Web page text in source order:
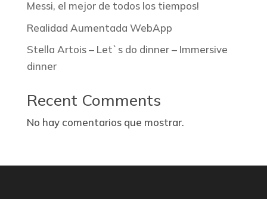
Messi, el mejor de todos los tiempos!
Realidad Aumentada WebApp
Stella Artois – Let`s do dinner – Immersive
dinner
Recent Comments
No hay comentarios que mostrar.